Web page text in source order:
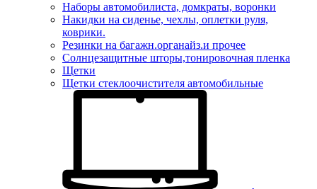
Наборы автомобилиста, домкраты, воронки
Накидки на сиденье, чехлы, оплетки руля,
коврики.
Резинки на багажн.органайз.и прочее
Солнцезащитные шторы,тонировочная пленка
Щетки
Щетки стеклоочистителя автомобильные